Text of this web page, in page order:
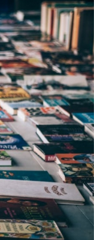
Fryzjer
Poczta
Kino